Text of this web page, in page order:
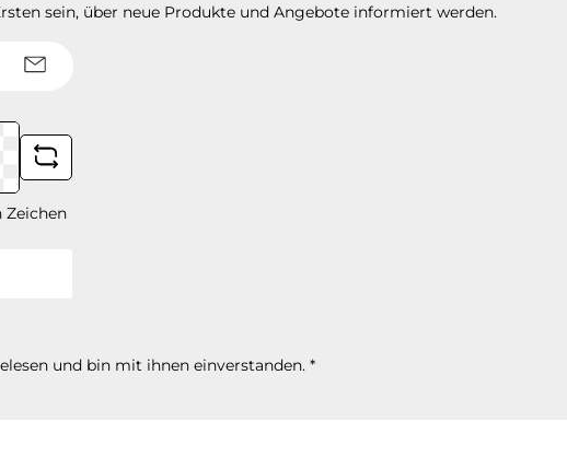
sein, über neue Produkte und Angebote informiert werden.
Zeichen
und bin mit ihnen einverstanden. *